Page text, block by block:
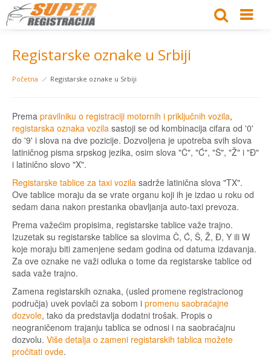
Registarske oznake u Srbiji
Početna Registarske oznake u Srbiji
Prema pravilniku o registraciji motornih i priključnih vozila,
registarska oznaka vozila sastoji se od kombinacija cifara od '0'
do '9' i slova na dve pozicije. Dozvoljena je upotreba svih slova
latiničnog pisma srpskog jezika, osim slova "Č", "Ć", "Š", "Ž" i "Đ"
i latinično slovo "X".
Registarske tablice za taxi vozila sadrže latinična slova "TX".
Ove tablice moraju da se vrate organu koji ih je izdao u roku od
sedam dana nakon prestanka obavljanja auto-taxi prevoza.
Prema važećim propisima, registarske tablice važe trajno.
Izuzetak su registarske tablice sa slovima Č, Ć, Š, Ž, Đ, Y ili W
koje moraju biti zamenjene sedam godina od datuma izdavanja.
Za ove oznake ne važi odluka o tome da registarske tablice od
sada važe trajno.
Zamena registarskih oznaka, (usled promene registracionog
područja) uvek povlači za sobom i promenu saobraćajne
dozvole, tako da predstavlja dodatni trošak. Propis o
neograničenom trajanju tablica se odnosi i na saobraćajnu
dozvolu. Više detalja o zameni registarskih tablica možete
pročitati ovde.